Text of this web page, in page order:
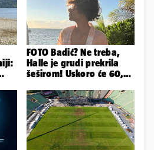
FOTO Badić? Ne treba,
Halle je grudi prekrila
šeširom! Uskoro će 60,